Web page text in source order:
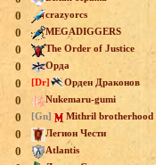
0 crazyorcs
0 MEGADIGGERS
0 The Order of Justice
0 Орда
0 [Dr] Орден Драконов
0 Nukemaru-gumi
0 [Gn] Mithril brotherhood
0 Легион Чести
0 Atlantis